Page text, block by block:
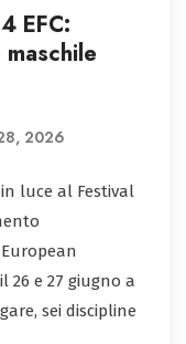
EFC:
2026
luce al Festival
26 e 27 giugno a
sei discipline